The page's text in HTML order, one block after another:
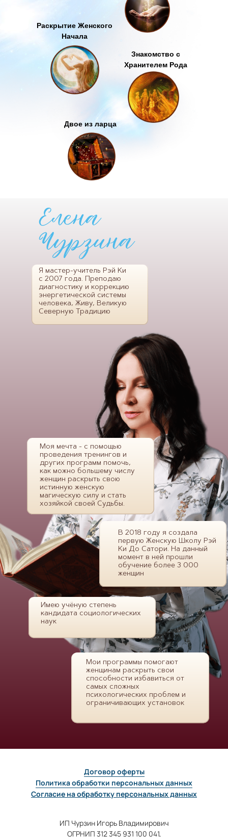
Раскрытие Женского
Начала
Двое из ларца
Знакомство с
Хранителем Рода
В 2018 году я создала
первую Женскую Школу Рэй
Ки До Сатори. На данный
момент в ней прошли
обучение более 3 000
женщин
Имею учёную степень
кандидата социологических
наук
Мои программы помогают
женщинам раскрыть свои
способности избавиться от
самых сложных
психологических проблем и
ограничивающих установок
Моя мечта - с помощью
проведения тренингов и
других программ помочь,
как можно большему числу
женщин раскрыть свою
истинную женскую
магическую силу и стать
хозяйкой своей Судьбы.
Я мастер-учитель Рэй Ки
с 2007 года. Преподаю
диагностику и коррекцию
энергетической системы
человека, Живу, Великую
Северную Традицию
ИП Чурзин Игорь Владимирович
ОГРНИП 312 345 931 100 041,
Согласие на обработку персональных данных
Политика обработки персональных данных
Договор оферты